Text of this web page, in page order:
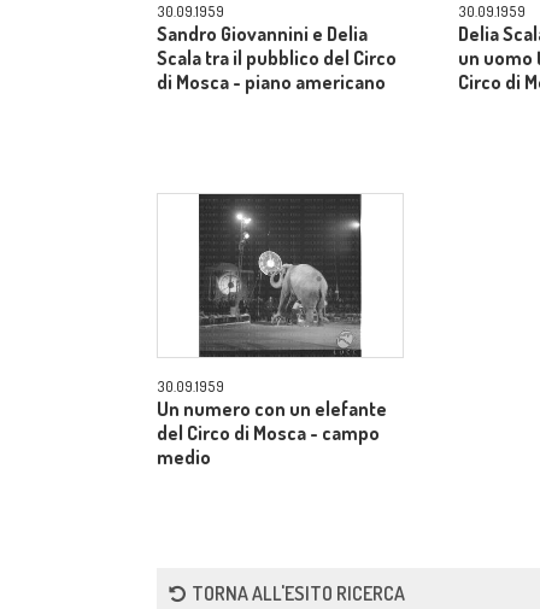
30.09.1959
Sandro Giovannini e Delia
Scala tra il pubblico del Circo
di Mosca - piano americano
30.09.1959
Delia
un uomo
Circo di
30.09.1959
Un numero con un elefante
del Circo di Mosca - campo
medio
TORNA ALL'ESITO RICERCA